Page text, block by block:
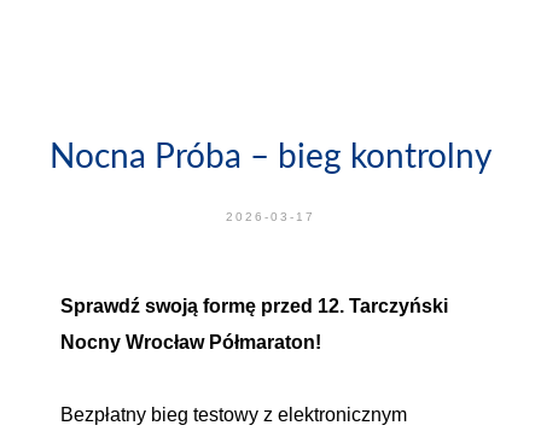
Nocna Próba – bieg kontrolny
2026-03-17
Sprawdź swoją formę przed 12. Tarczyński
Nocny Wrocław Półmaraton!
Bezpłatny bieg testowy z elektronicznym